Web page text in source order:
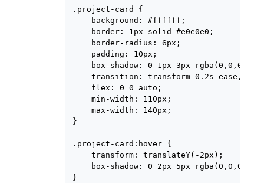
.project-card {
    background: #ffffff;
    border: 1px solid #e0e0e0;
    border-radius: 6px;
    padding: 10px;
box-shadow: 0 1px 3px
transition: transform 0.2s ease,
    flex: 0 0 auto;
    min-width: 110px;
    max-width: 140px;
}
.project-card:hover {
    transform: translateY(-2px);
box-shadow: 0 2px 5px
}